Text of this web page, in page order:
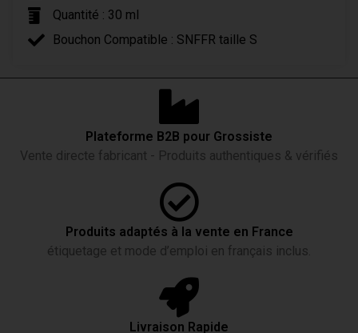
Quantité : 30 ml
Bouchon Compatible : SNFFR taille S
Plateforme B2B pour Grossiste
Vente directe fabricant - Produits authentiques & vérifiés
Produits adaptés à la vente en France
étiquetage et mode d’emploi en français inclus.
Livraison Rapide